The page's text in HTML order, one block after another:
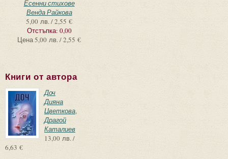
Есенни стихове
Венда Райкова
5,00 лв. / 2,55 €
Отстъпка: 0,00
Цена5,00 лв. / 2,55 €
Книги от автора
Доч
Дияна
Цветкова,
Драгой
Каталиев
13,00 лв. /
6,63 €